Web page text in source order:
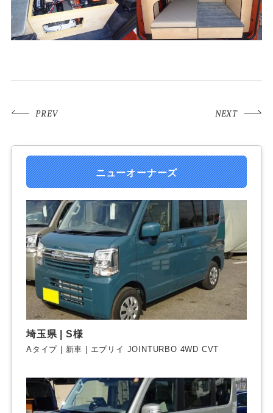
NEXT
PREV
ニューオーナーズ
埼玉県 | S様
Aタイプ | 新車 | エブリイ JOINTURBO 4WD CVT